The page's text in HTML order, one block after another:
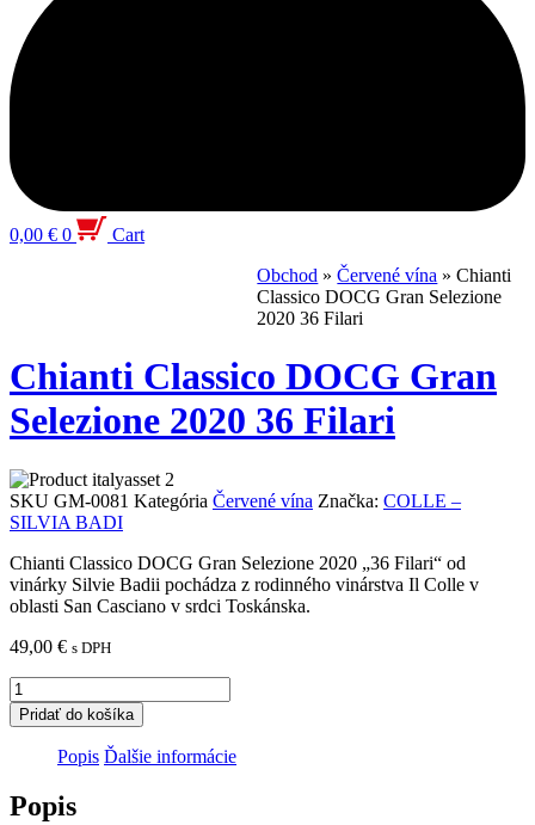
0,00 € 0
Cart
Obchod »Červené vína »Chianti
Classico DOCG Gran Selezione
2020 36 Filari
Chianti Classico DOCG Gran
Selezione 2020 36 Filari
SKU GM-0081 Kategória Červené vína Značka: COLLE –
SILVIA BADI
Chianti Classico DOCG Gran Selezione 2020 „36 Filari“ od
vinárky Silvie Badii pochádza z rodinného vinárstva Il Colle v
oblasti San Casciano v srdci Toskánska.
49,00 € s DPH
množstvo
Chianti
Classico
DOCG
Selezione
2020
Pridať do košíka
Popis Ďalšie informácie
Popis